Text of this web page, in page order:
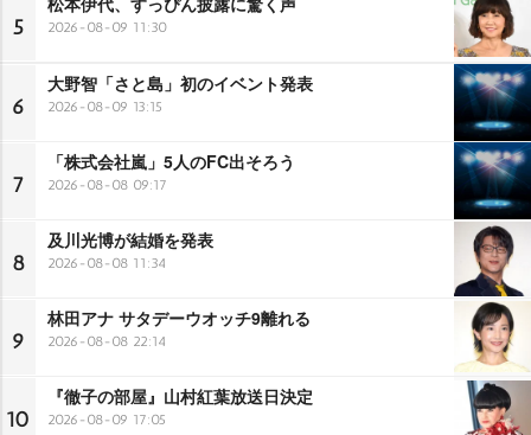
5 2026-08-09 11:30
6
大野智「さと島」初のイベント発表
2026-08-09 13:15
7
「株式会社嵐」5人のFC出そろう
2026-08-08 09:17
8
及川光博が結婚を発表
2026-08-08 11:34
9
林田アナ サタデーウオッチ9離れる
2026-08-08 22:14
10
『徹子の部屋』山村紅葉放送日決定
2026-08-09 17:05